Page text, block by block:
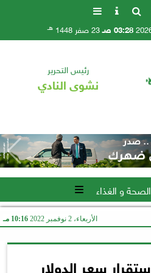
03:28 صـ 23 صفر 1448 هـ
رئيس التحرير
نشوى النادي
الصحة و الغذاء
الأربعاء، 2 نوفمبر 2022 10:16 مـ